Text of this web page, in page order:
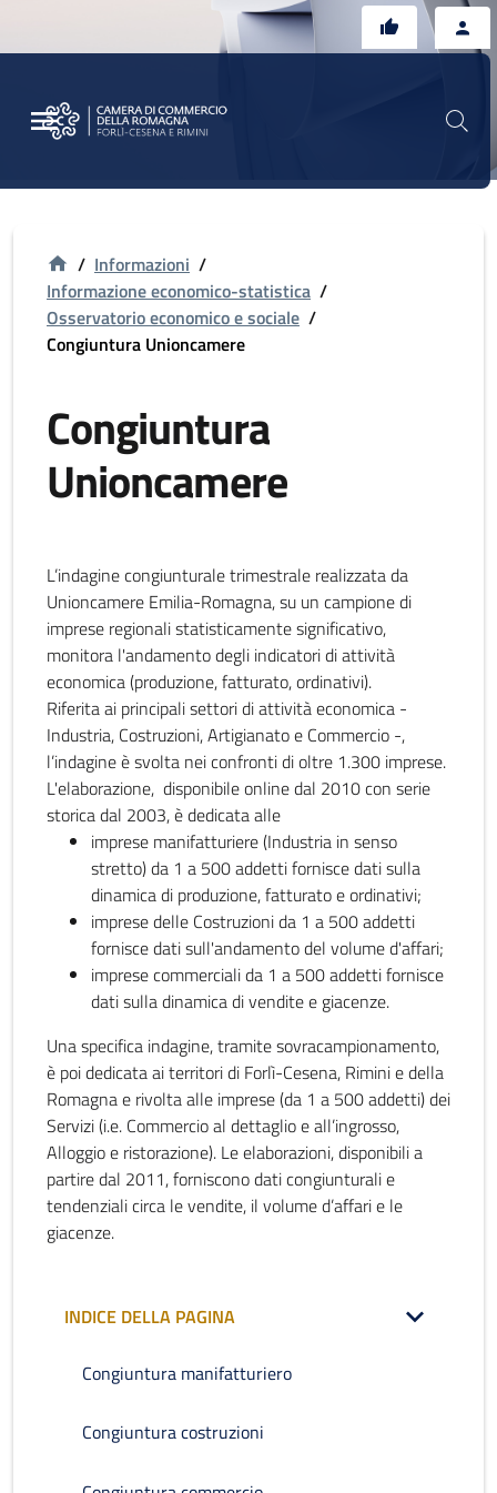
/ Informazioni /
Informazione economico-statistica /
Osservatorio economico e sociale /
Congiuntura Unioncamere
Congiuntura
Unioncamere
L’indagine congiunturale trimestrale realizzata da
Unioncamere Emilia-Romagna, su un campione di
imprese regionali statisticamente significativo,
monitora l'andamento degli indicatori di attività
economica (produzione, fatturato, ordinativi).
Riferita ai principali settori di attività economica -
Industria, Costruzioni, Artigianato e Commercio -,
l’indagine è svolta nei confronti di oltre 1.300 imprese.
L'elaborazione, disponibile online dal 2010 con serie
storica dal 2003, è dedicata alle
imprese manifatturiere (Industria in senso
stretto) da 1 a 500 addetti fornisce dati sulla
dinamica di produzione, fatturato e ordinativi;
imprese delle Costruzioni da 1 a 500 addetti
fornisce dati sull'andamento del volume d'affari;
imprese commerciali da 1 a 500 addetti fornisce
dati sulla dinamica di vendite e giacenze.
Una specifica indagine, tramite sovracampionamento,
è poi dedicata ai territori di Forlì-Cesena, Rimini e della
Romagna e rivolta alle imprese (da 1 a 500 addetti) dei
Servizi (i.e. Commercio al dettaglio e all’ingrosso,
Alloggio e ristorazione). Le elaborazioni, disponibili a
partire dal 2011, forniscono dati congiunturali e
tendenziali circa le vendite, il volume d’affari e le
giacenze.
INDICE DELLA PAGINA
Congiuntura manifatturiero
Congiuntura costruzioni